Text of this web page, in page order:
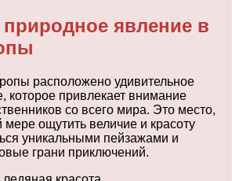
явление в
расположено удивительное
которое привлекает внимание
со всего мира. Это место,
ощутить величие и красоту
уникальными пейзажами и
грани приключений.